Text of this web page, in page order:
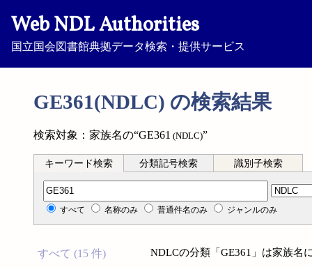
Web NDL Authorities
国立国会図書館典拠データ検索・提供サービス
GE361(NDLC) の検索結果
検索対象：家族名の“GE361 (NDLC)”
キーワード検索 分類記号検索 識別子検索
分類記号検索
すべて 名称のみ 普通件名のみ ジャンルのみ
すべて (15 件)
NDLCの分類「GE361」は家族名